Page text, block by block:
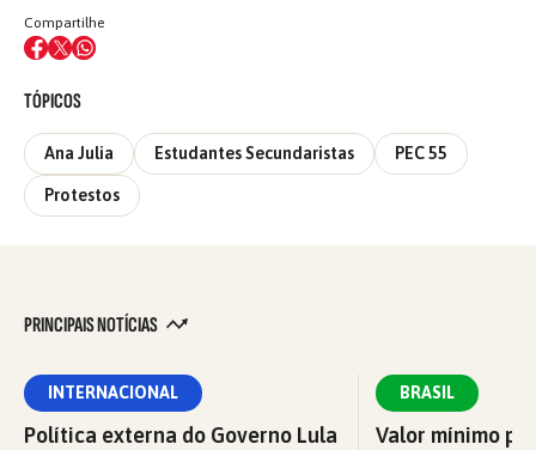
Compartilhe
TÓPICOS
Ana Julia Estudantes Secundaristas PEC 55
Protestos
PRINCIPAIS NOTÍCIAS
INTERNACIONAL
Política externa do Governo Lula
BRASIL
Valor mínimo